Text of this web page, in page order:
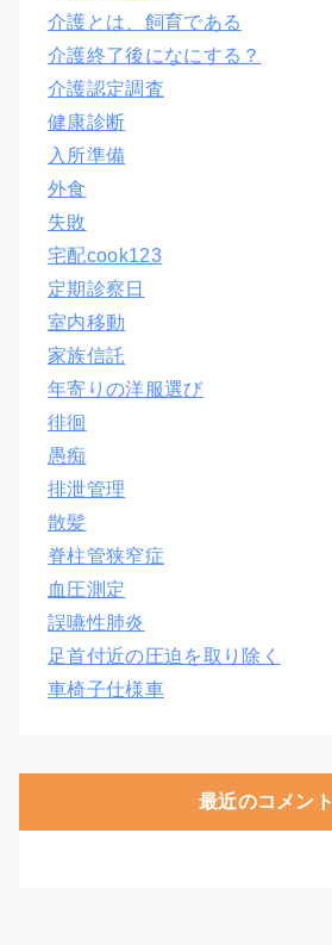
介護とは、飼育である
介護終了後になにする？
介護認定調査
健康診断
入所準備
外食
失敗
宅配cook123
定期診察日
室内移動
家族信託
年寄りの洋服選び
徘徊
愚痴
排泄管理
散髪
脊柱管狭窄症
血圧測定
誤嚥性肺炎
足首付近の圧迫を取り除く
車椅子仕様車
最近のコメント